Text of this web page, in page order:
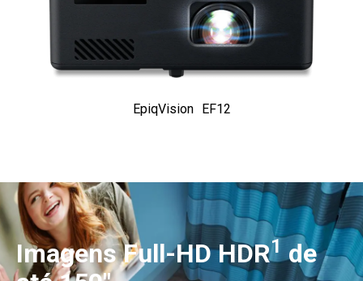
EpiqVision EF12
Imagens Full-HD HDR1de